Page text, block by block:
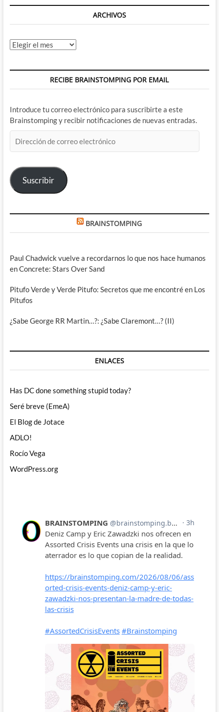
ARCHIVOS
Archivos
RECIBE BRAINSTOMPING POR EMAIL
Introduce tu correo electrónico para suscribirte a este
Brainstomping y recibir notificaciones de nuevas entradas.
de
electrónico
Suscribir
BRAINSTOMPING
Paul Chadwick vuelve a recordarnos lo que nos hace humanos
en Concrete: Stars Over Sand
Pitufo Verde y Verde Pitufo: Secretos que me encontré en Los
Pitufos
¿Sabe George RR Martin…?: ¿Sabe Claremont…? (II)
ENLACES
Has DC done something stupid today?
Seré breve (EmeA)
El Blog de Jotace
ADLO!
Rocío Vega
WordPress.org